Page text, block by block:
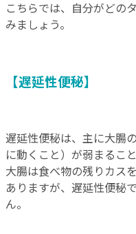
こちらでは、自分がどの
みましょう。
【遅延性便秘】
遅延性便秘は、主に大腸
に動くこと）が弱まるこ
大腸は食べ物の残りカス
ありますが、遅延性便秘
ん。